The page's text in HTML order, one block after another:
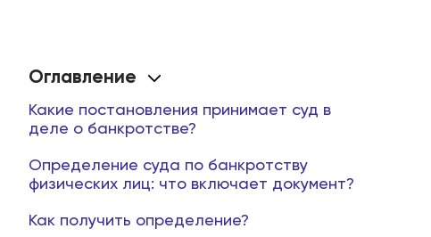
Оглавление
Какие постановления принимает суд в
деле о банкротстве?
Определение суда по банкротству
физических лиц: что включает документ?
Как получить определение?